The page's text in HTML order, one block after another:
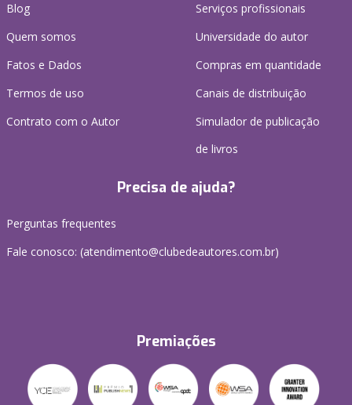
Blog
Quem somos
Fatos e Dados
Termos de uso
Contrato com o Autor
Serviços profissionais
Universidade do autor
Compras em quantidade
Canais de distribuição
Simulador de publicação
de livros
Precisa de ajuda?
Perguntas frequentes
Fale conosco: (atendimento@clubedeautores.com.br)
Premiações